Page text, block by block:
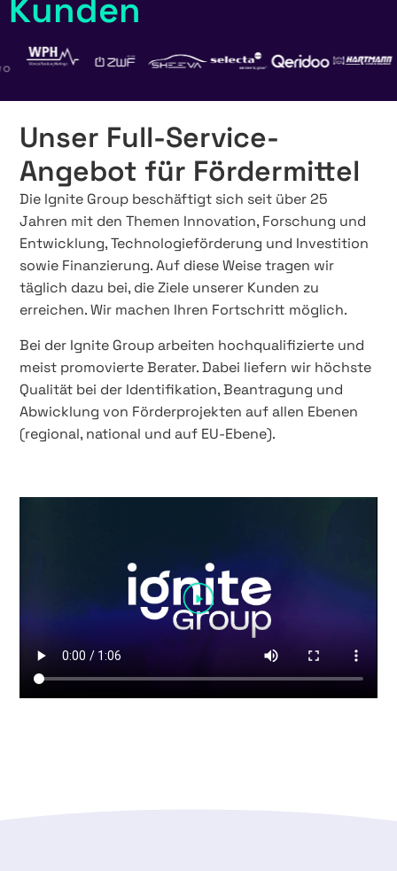
Kunden
Unser Full-Service-
Angebot für Fördermittel
Die Ignite Group beschäftigt sich seit über 25
Jahren mit den Themen Innovation, Forschung und
Entwicklung, Technologieförderung und Investition
sowie Finanzierung. Auf diese Weise tragen wir
täglich dazu bei, die Ziele unserer Kunden zu
erreichen. Wir machen Ihren Fortschritt möglich.
Bei der Ignite Group arbeiten hochqualifizierte und
meist promovierte Berater. Dabei liefern wir höchste
Qualität bei der Identifikation, Beantragung und
Abwicklung von Förderprojekten auf allen Ebenen
(regional, national und auf EU-Ebene).